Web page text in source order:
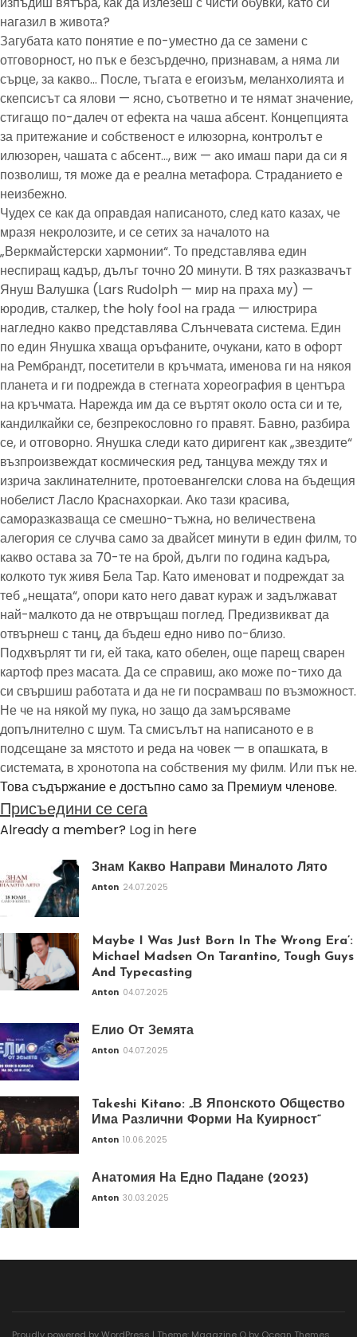
нагазил в живота?
Загубата като понятие е по-уместно да се замени с
отговорност, но пък е безсърдечно, признавам, а няма ли
сърце, за какво… После, тъгата е егоизъм, меланхолията и
скепсисът са ялови — ясно, съответно и те нямат значение,
стигащо по-далеч от ефекта на чаша абсент. Концепцията
за притежание и собственост е илюзорна, контролът е
илюзорен, чашата с абсент…, виж — ако имаш пари да си я
позволиш, тя може да е реална метафора. Страданието е
неизбежно.
Чудех се как да оправдая написаното, след като казах, че
мразя некролозите, и се сетих за началото на
„Веркмайстерски хармонии“. То представлява един
неспиращ кадър, дълъг точно 20 минути. В тях разказвачът
Януш Валушка (Lars Rudolph — мир на праха му) —
юродив, сталкер, the holy fool на града — илюстрира
нагледно какво представлява Слънчевата система. Един
по един Янушка хваща оръфаните, очукани, като в офорт
на Рембрандт, посетители в кръчмата, именова ги на някоя
планета и ги подрежда в стегната хореография в центъра
на кръчмата. Нарежда им да се въртят около оста си и те,
кандилкайки се, безпрекословно го правят. Бавно, разбира
се, и отговорно. Янушка следи като диригент как „звездите“
възпроизвеждат космическия ред, танцува между тях и
изрича заклинателните, протоевангелски слова на бъдещия
нобелист Ласло Краснахоркаи. Ако тази красива,
саморазказваща се смешно-тъжна, но величествена
алегория се случва само за двайсет минути в един филм, то
какво остава за 70-те на брой, дълги по година кадъра,
колкото тук живя Бела Тар. Като именоват и подреждат за
теб „нещата“, опори като него дават кураж и задължават
най-малкото да не отвръщаш поглед. Предизвикват да
отвърнеш с танц, да бъдеш едно ниво по-близо.
Подхвърлят ти ги, ей така, като обелен, още парещ сварен
картоф през масата. Да се справиш, ако може по-тихо да
си свършиш работата и да не ги посрамваш по възможност.
Не че на някой му пука, но защо да замърсяваме
допълнително с шум. Та смисълът на написаното е в
подсещане за мястото и реда на човек — в опашката, в
системата, в хронотопа на собствения му филм. Или пък не.
Това съдържание е достъпно само за Премиум членове.
Присъедини се сега
Already a member? Log in here
Знам Какво Направи Миналото Лято
Anton 24.07.2025
Maybe I Was Just Born In The Wrong Era’:
Michael Madsen On Tarantino, Tough Guys
And Typecasting
Anton 04.07.2025
Елио От Земята
Anton 04.07.2025
Takeshi Kitano: „В Японското Общество
Има Различни Форми На Куирност“
Anton 10.06.2025
Анатомия На Едно Падане (2023)
Anton 30.03.2025
Proudly powered by WordPress | Theme: Magazine O by Ocean Themes